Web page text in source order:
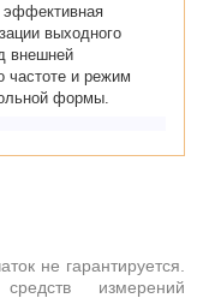
эффективная
выходного
внешней
частоте и режим
формы.
не гарантируется.
измерений